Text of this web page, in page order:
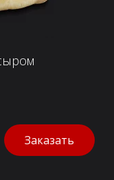
Заказать